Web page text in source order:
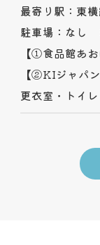
最寄り駅：東
駐車場：なし
【①食品館あ
【②KIジャパ
更衣室・トイ